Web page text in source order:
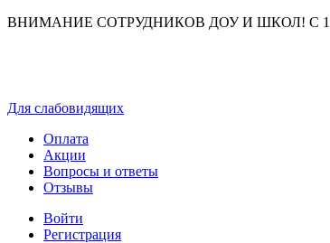
ВНИМАНИЕ СОТРУДНИКОВ ДОУ И ШКОЛ! С 1
Для слабовидящих
Оплата
Акции
Вопросы и ответы
Отзывы
Войти
Регистрация